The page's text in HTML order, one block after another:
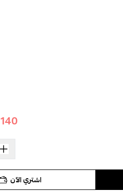
140 SAR
اشتري الآن